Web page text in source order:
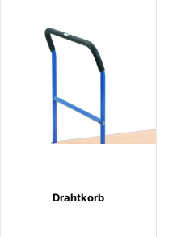
Drahtkorb